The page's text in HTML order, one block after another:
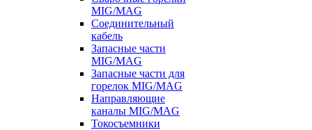
MIG/MAG
Соединительный
кабель
Запасные части
MIG/MAG
Запасные части для
горелок MIG/MAG
Направляющие
каналы MIG/MAG
Токосъемники